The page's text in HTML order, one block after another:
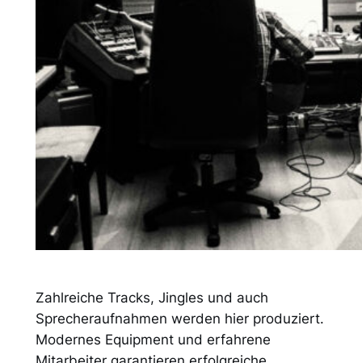
Zahlreiche Tracks, Jingles und auch
Sprecheraufnahmen werden hier produziert.
Modernes Equipment und erfahrene